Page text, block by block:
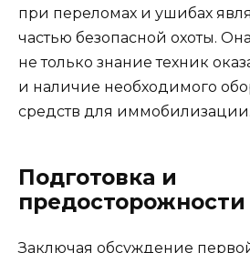
при переломах и ушибах
частью безопасной охоты.
не только знание техник
и наличие необходимого
средств для иммобилизации.
Подготовка и
предосторожности
Заключая обсуждение